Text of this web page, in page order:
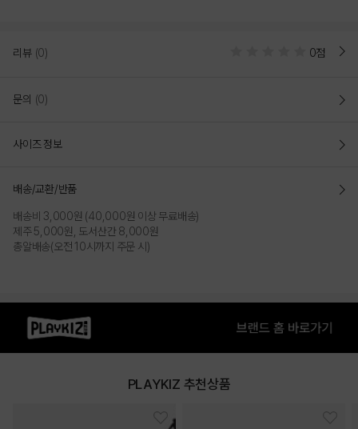
리뷰 (0) 0점
문의 (0)
사이즈 정보
배송/교환/반품
배송비 3,000원 (40,000원 이상 무료배송)
제주 5,000원, 도서산간 8,000원
총알배송(오전 10시까지 주문 시)
PLAYKIZ 추천상품